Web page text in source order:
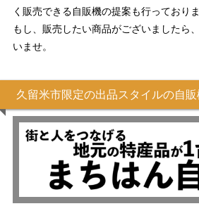
く販売できる自販機の提案も行っておりま
もし、販売したい商品がございましたら
いませ。
久留米市限定の出品スタイルの自販